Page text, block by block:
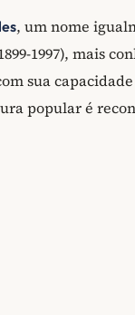
, um nome
1997), mais
sua
popular é